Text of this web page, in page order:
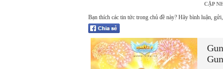
CẬP
Bạn thích các tin tức trong chủ đề này? Hãy bình luận,